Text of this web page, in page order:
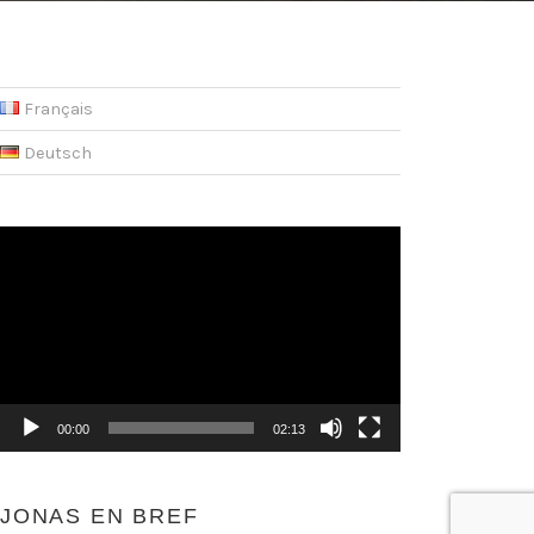
Français
Deutsch
00:00 02:13
JONAS EN BREF